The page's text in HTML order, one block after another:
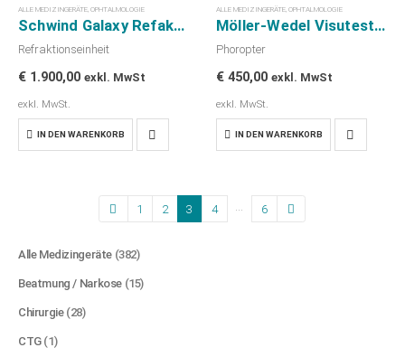
ALLE MEDIZINGERÄTE OPHTALMOLOGIE
Schwind Galaxy Refaktionseinheit
Refraktionseinheit
€ 1.900,00 exkl. MwSt
exkl. MwSt.
IN DEN WARENKORB
ALLE MEDIZINGERÄTE OPHTALMOLOGIE
Möller-Wedel Visutest D Phoropter mit Wandarm / Halterung
Phoropter
€ 450,00 exkl. MwSt
exkl. MwSt.
IN DEN WARENKORB
1 2 3 4 6
Alle Medizingeräte (382)
Beatmung / Narkose (15)
Chirurgie (28)
CTG (1)